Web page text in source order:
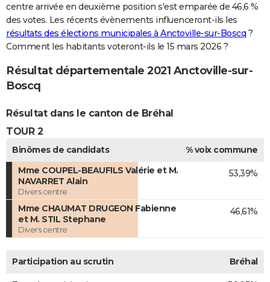
centre arrivée en deuxième position s'est emparée de 46,6 %
des votes. Les récents évènements influenceront-ils les
résultats des élections municipales à Anctoville-sur-Boscq ?
Comment les habitants voteront-ils le 15 mars 2026 ?
Résultat départementale 2021 Anctoville-sur-
Boscq
Résultat dans le canton de Bréhal
TOUR 2
Binômes de candidats
% voix commune
Mme COUPEL-BEAUFILS Valérie et M.
NAVARRET Alain
Divers centre
53,39%
Mme CHAUMAT DRUGEON Fabienne
et M. STIL Stephane
Divers centre
46,61%
Participation au scrutin Bréhal